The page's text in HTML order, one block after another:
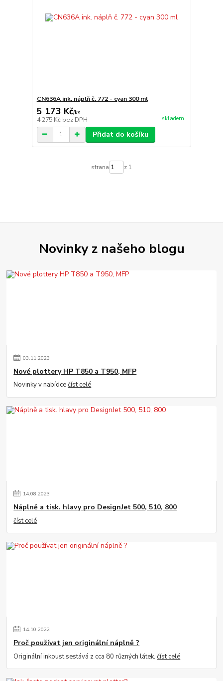
CN636A ink. náplň č. 772 - cyan 300 ml
5 173 Kč/ks
4 275 Kč bez DPH skladem
Přidat do košíku
strana z 1
Novinky z našeho blogu
03.11.2023
Nové plottery HP T850 a T950, MFP
Novinky v nabídcečíst celé
14.08.2023
Náplně a tisk. hlavy pro DesignJet 500, 510, 800
číst celé
14.10.2022
Proč používat jen originální náplně ?
Originální inkoust sestává z cca 80 různých látek.číst celé